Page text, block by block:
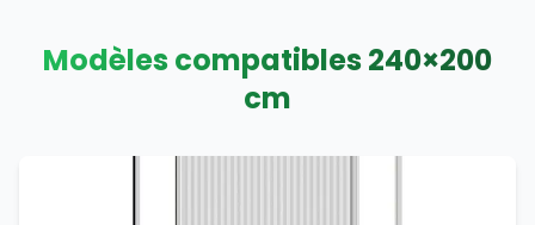
Modèles compatibles240×200
cm